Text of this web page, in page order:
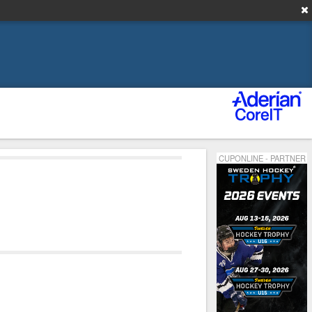
CUPONLINE - PARTNER